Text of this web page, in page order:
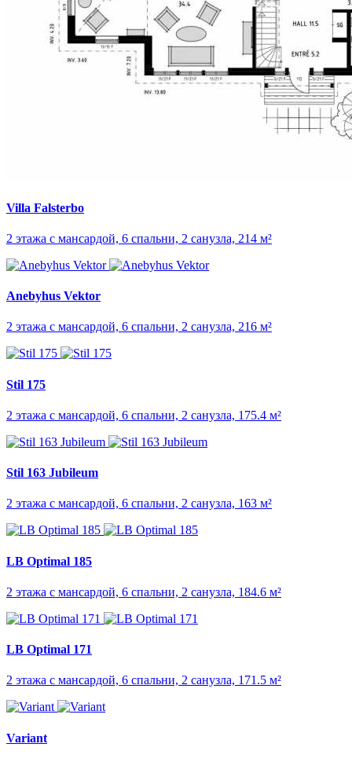
Villa Falsterbo
2 этажа с мансардой, 6 спальни, 2 санузла, 214 м²
Anebyhus Vektor
2 этажа с мансардой, 6 спальни, 2 санузла, 216 м²
Stil 175
2 этажа с мансардой, 6 спальни, 2 санузла, 175.4 м²
Stil 163 Jubileum
2 этажа с мансардой, 6 спальни, 2 санузла, 163 м²
LB Optimal 185
2 этажа с мансардой, 6 спальни, 2 санузла, 184.6 м²
LB Optimal 171
2 этажа с мансардой, 6 спальни, 2 санузла, 171.5 м²
Variant